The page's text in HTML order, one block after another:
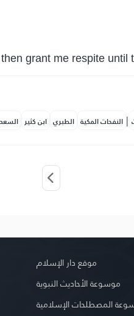
grant me respite until
ابن كثير الطبري النفحات المكية |
موقع دار الإسلام
موسوعة الأحاديث النبوية
المصطلحات الإسلامية